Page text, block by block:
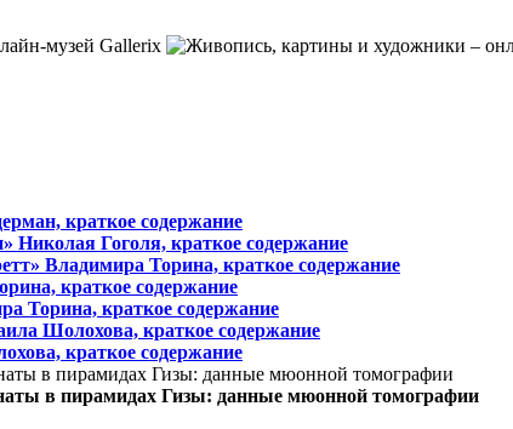
краткое содержание
Николая Гоголя, краткое содержание
Владимира Торина, краткое содержание
краткое содержание
Торина, краткое содержание
Шолохова, краткое содержание
краткое содержание
в пирамидах Гизы: данные мюонной томографии